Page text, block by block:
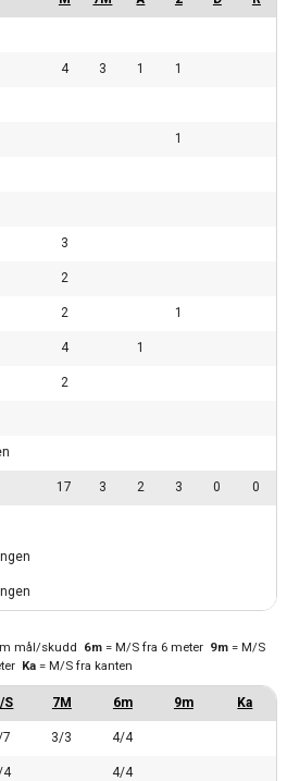
4 3 1 1
1
3
2
2 1
4 1
2
17 3 2 3 0 0
3/3 4/4
4 4/4
mål/skudd 6m= M/S fra 6 meter 9m= M/S
Ka= M/S fra kanten